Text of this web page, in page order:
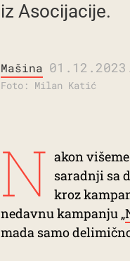
iz Asocijacije.
Mašina
Foto: Milan Katić
N akon
saradnji sa
kroz
nedavnu kampanju „
mada samo